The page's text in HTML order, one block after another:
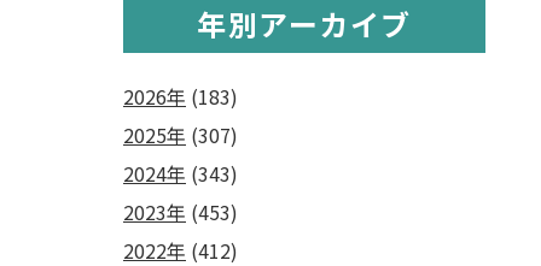
年別アーカイブ
2026年 (183)
2025年 (307)
2024年 (343)
2023年 (453)
2022年 (412)